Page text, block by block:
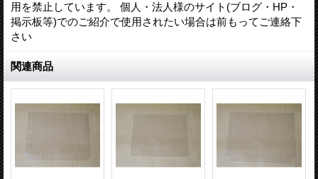
用を禁止しています。 個人・法人様のサイト(ブログ・HP・
掲示板等)でのご紹介で使用されたい場合は前もってご連絡下
さい
関連商品